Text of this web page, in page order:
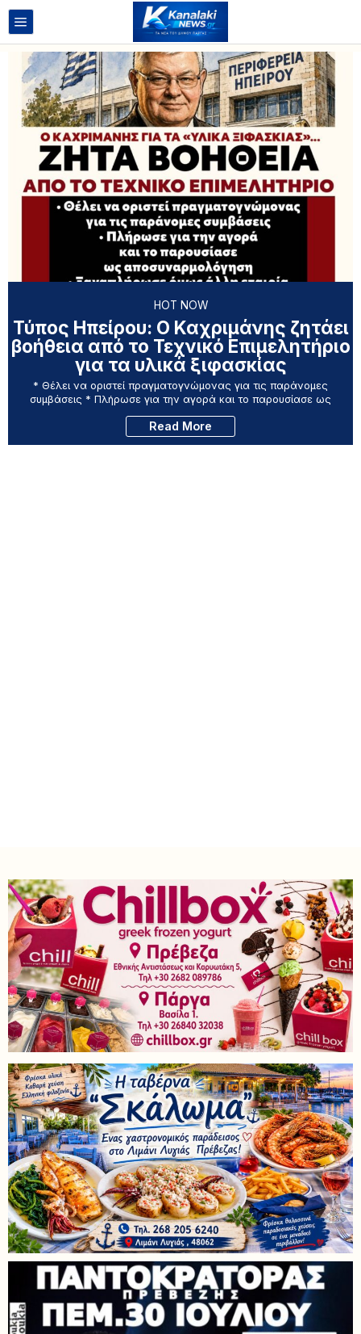
HOT NOW
Τύπος Ηπείρου: Ο Καχριμάνης ζητάει
βοήθεια από το Τεχνικό Επιμελητήριο
για τα υλικά ξιφασκίας
* Θέλει να οριστεί πραγματογνώμονας για τις παράνομες
συμβάσεις * Πλήρωσε για την αγορά και το παρουσίασε ως
Read More